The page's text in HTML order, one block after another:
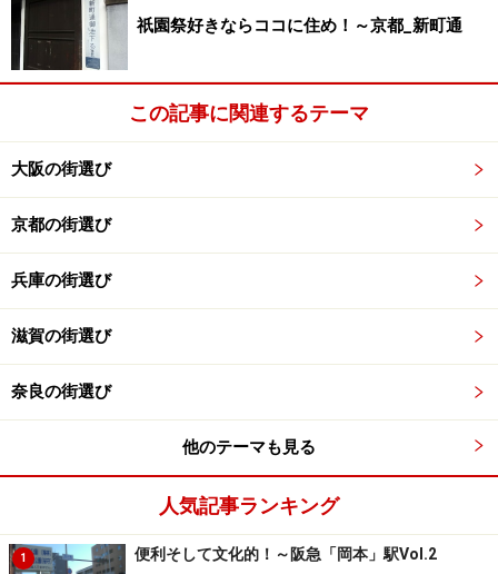
祇園祭好きならココに住め！～京都_新町通
この記事に関連するテーマ
大阪の街選び
京都の街選び
兵庫の街選び
滋賀の街選び
奈良の街選び
他のテーマも見る
人気記事ランキング
1 便利そして文化的！～阪急「岡本」駅Vol.2